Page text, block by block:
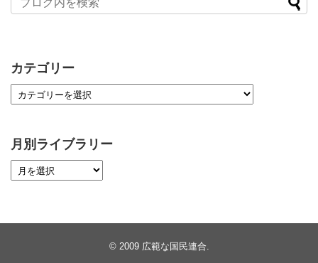
カテゴリー
月別ライブラリー
© 2009 広範な国民連合